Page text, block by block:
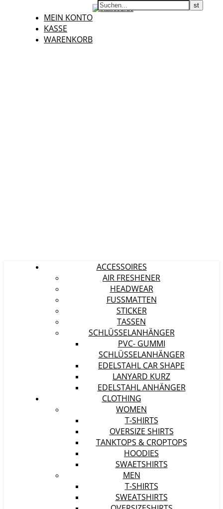
MEIN KONTO
KASSE
WARENKORB
ACCESSOIRES
AIR FRESHENER
HEADWEAR
FUSSMATTEN
STICKER
TASSEN
SCHLÜSSELANHÄNGER
PVC- GUMMI
SCHLÜSSELANHÄNGER
EDELSTAHL CAR SHAPE
LANYARD KURZ
EDELSTAHL ANHÄNGER
CLOTHING
WOMEN
T-SHIRTS
OVERSIZE SHIRTS
TANKTOPS & CROPTOPS
HOODIES
SWAETSHIRTS
MEN
T-SHIRTS
SWEATSHIRTS